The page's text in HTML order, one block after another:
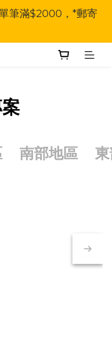
筆滿$2000，*郵寄
南部地區